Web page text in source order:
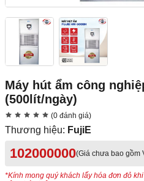
Máy hút ẩm công
(500lít/ngày)
(0 đánh giá)
Thương hiệu: FujiE
102000000(Giá chưa bao gồm
*Kính mong quý khách lấy hóa đơn đỏ